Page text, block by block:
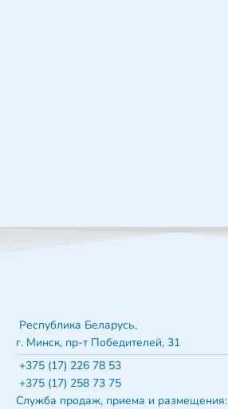
Республика Беларусь,
г. Минск, пр-т Победителей, 31
+375 (17) 226 78 53
+375 (17) 258 73 75
Служба продаж, приема и размещения: